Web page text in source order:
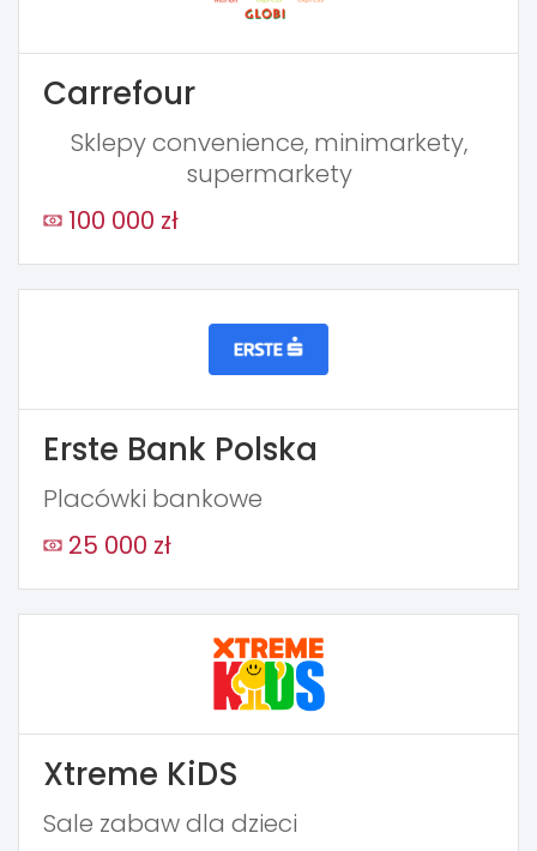
Carrefour
Sklepy convenience, minimarkety,
supermarkety
100 000 zł
Erste Bank Polska
Placówki bankowe
25 000 zł
Xtreme KiDS
Sale zabaw dla dzieci